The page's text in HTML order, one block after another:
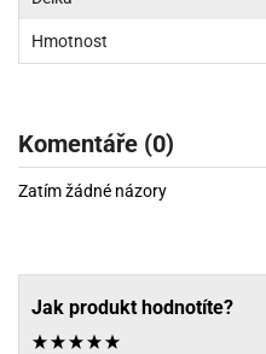
Hmotnost
Komentáře (0)
Zatím žádné názory
Jak produkt hodnotíte?